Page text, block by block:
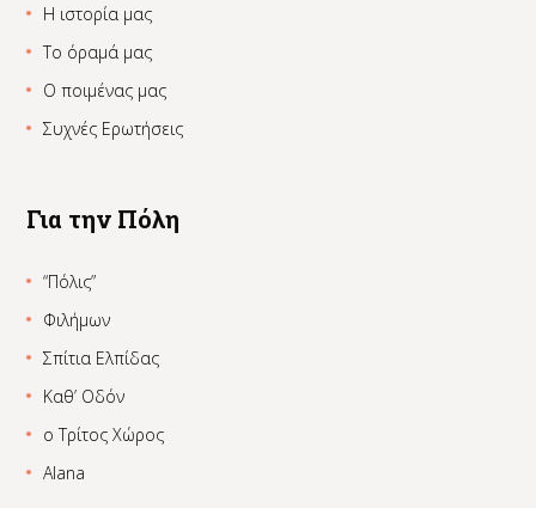
Η ιστορία μας
Το όραμά μας
Ο ποιμένας μας
Συχνές Ερωτήσεις
Για την Πόλη
“Πόλις”
Φιλήμων
Σπίτια Ελπίδας
Καθ’ Οδόν
ο Τρίτος Χώρος
Alana